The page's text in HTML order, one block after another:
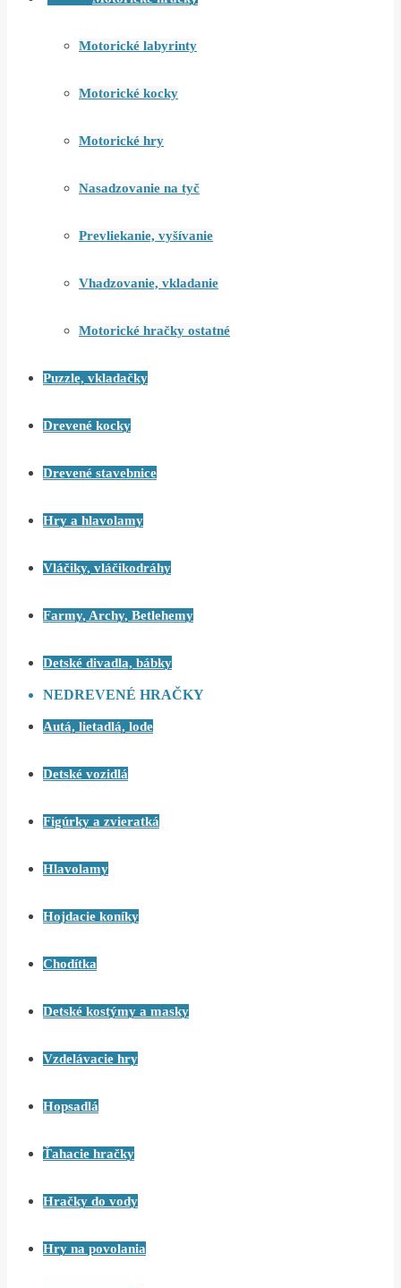
Motorické labyrinty
Motorické kocky
Motorické hry
Nasadzovanie na tyč
Prevliekanie, vyšívanie
Vhadzovanie, vkladanie
Motorické hračky ostatné
Puzzle, vkladačky
Drevené kocky
Drevené stavebnice
Hry a hlavolamy
Vláčiky, vláčikodráhy
Farmy, Archy, Betlehemy
Detské divadla, bábky
NEDREVENÉ HRAČKY
Autá, lietadlá, lode
Detské vozidlá
Figúrky a zvieratká
Hlavolamy
Hojdacie koníky
Chodítka
Detské kostýmy a masky
Vzdelávacie hry
Hopsadlá
Ťahacie hračky
Hračky do vody
Hry na povolania